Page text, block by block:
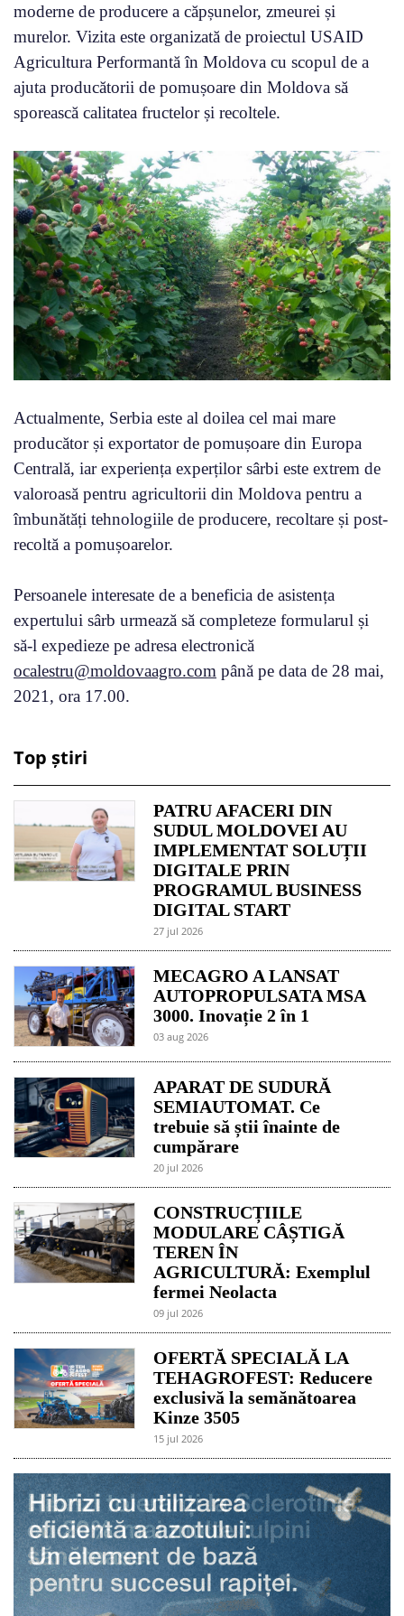
moderne de producere a căpșunelor, zmeurei și
murelor. Vizita este organizată de proiectul USAID
Agricultura Performantă în Moldova cu scopul de a
ajuta producătorii de pomușoare din Moldova să
sporească calitatea fructelor și recoltele.
Actualmente, Serbia este al doilea cel mai mare
producător și exportator de pomușoare din Europa
Centrală, iar experiența experților sârbi este extrem de
valoroasă pentru agricultorii din Moldova pentru a
îmbunătăți tehnologiile de producere, recoltare și post-
recoltă a pomușoarelor.
Persoanele interesate de a beneficia de asistența
expertului sârb urmează să completeze formularul și
să-l expedieze pe adresa electronică
ocalestru@moldovaagro.com până pe data de 28 mai,
2021, ora 17.00.
Top știri
PATRU AFACERI DIN
SUDUL MOLDOVEI AU
IMPLEMENTAT SOLUȚII
DIGITALE PRIN
PROGRAMUL BUSINESS
DIGITAL START
27 jul 2026
MECAGRO A LANSAT
AUTOPROPULSATA MSA
3000. Inovație 2 în 1
03 aug 2026
APARAT DE SUDURĂ
SEMIAUTOMAT. Ce
trebuie să știi înainte de
cumpărare
20 jul 2026
CONSTRUCȚIILE
MODULARE CÂȘTIGĂ
TEREN ÎN
AGRICULTURĂ: Exemplul
fermei Neolacta
09 jul 2026
OFERTĂ SPECIALĂ LA
TEHAGROFEST: Reducere
exclusivă la semănătoarea
Kinze 3505
15 jul 2026